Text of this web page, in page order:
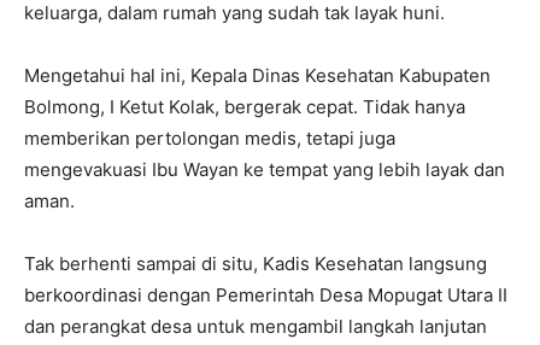
keluarga, dalam rumah yang sudah tak layak huni.
Mengetahui hal ini, Kepala Dinas Kesehatan Kabupaten
Bolmong, I Ketut Kolak, bergerak cepat. Tidak hanya
memberikan pertolongan medis, tetapi juga
mengevakuasi Ibu Wayan ke tempat yang lebih layak dan
aman.
Tak berhenti sampai di situ, Kadis Kesehatan langsung
berkoordinasi dengan Pemerintah Desa Mopugat Utara II
dan perangkat desa untuk mengambil langkah lanjutan